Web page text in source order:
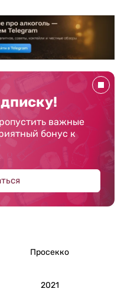
важные
бонус к
Просекко
2021